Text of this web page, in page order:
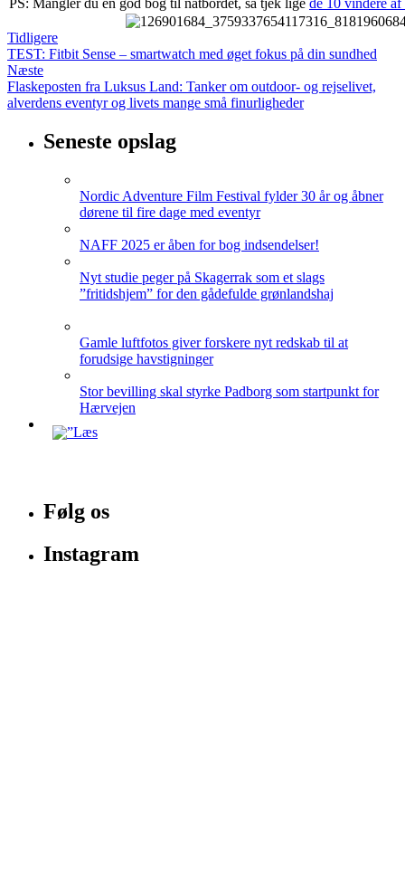
Tidligere
TEST: Fitbit Sense – smartwatch med øget fokus på din sundhed
Næste
Flaskeposten fra Luksus Land: Tanker om outdoor- og rejselivet,
alverdens eventyr og livets mange små finurligheder
Seneste opslag
Nordic Adventure Film Festival fylder 30 år og åbner
dørene til fire dage med eventyr
NAFF 2025 er åben for bog indsendelser!
Nyt studie peger på Skagerrak som et slags
”fritidshjem” for den gådefulde grønlandshaj
Gamle luftfotos giver forskere nyt redskab til at
forudsige havstigninger
Stor bevilling skal styrke Padborg som startpunkt for
Hærvejen
Følg os
Instagram